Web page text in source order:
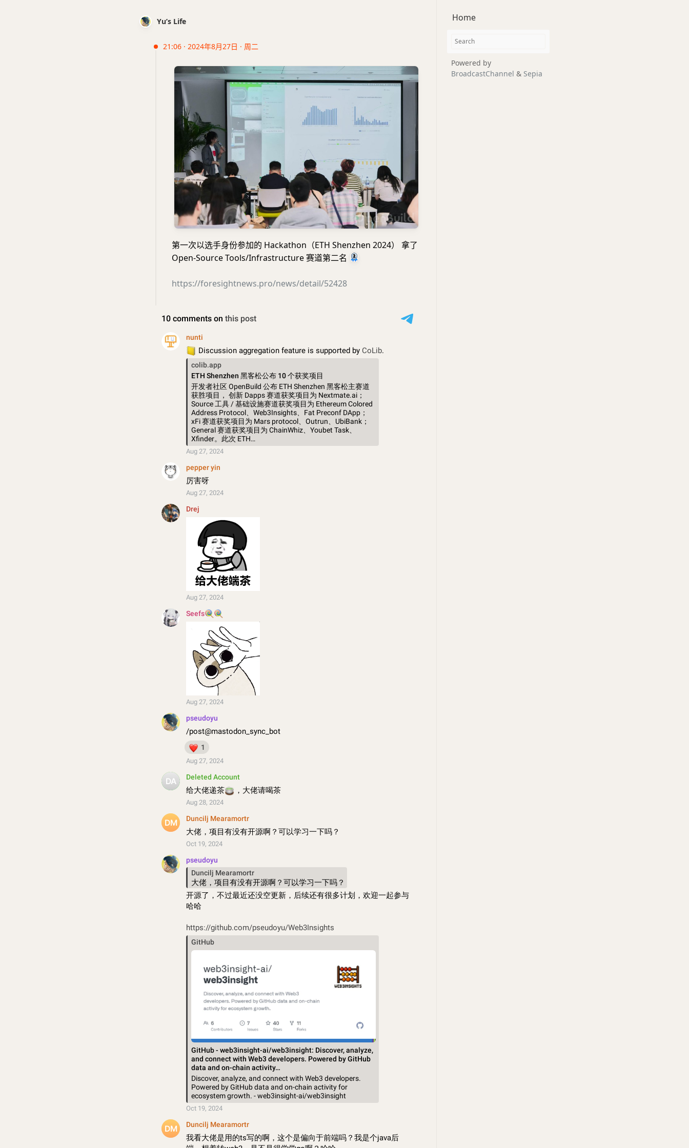
Yu’s Life
21:06 · 2024年8月27日 · 周二
第一次以选手身份参加的 Hackathon（ETH Shenzhen 2024） 拿了
Open-Source Tools/Infrastructure 赛道第二名
https://foresightnews.pro/news/detail/52428
Home
Powered by
BroadcastChannel & Sepia